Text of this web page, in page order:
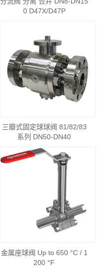
0 D47X/D47P
三瓣式固定球球阀 81/82/83
系列 DN50-DN40
金属座球阀 Up to 650 °C / 1
200 °F